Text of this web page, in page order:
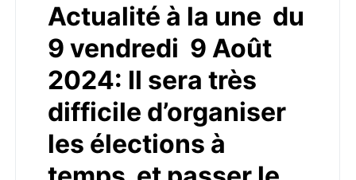
Actualité à la une du
9 vendredi 9 Août
2024: Il sera très
difficile d’organiser
les élections à